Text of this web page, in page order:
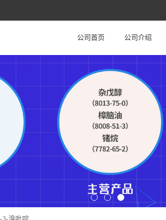
公司首页 公司介绍